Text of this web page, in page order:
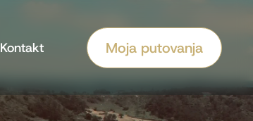
Kontakt Moja putovanja